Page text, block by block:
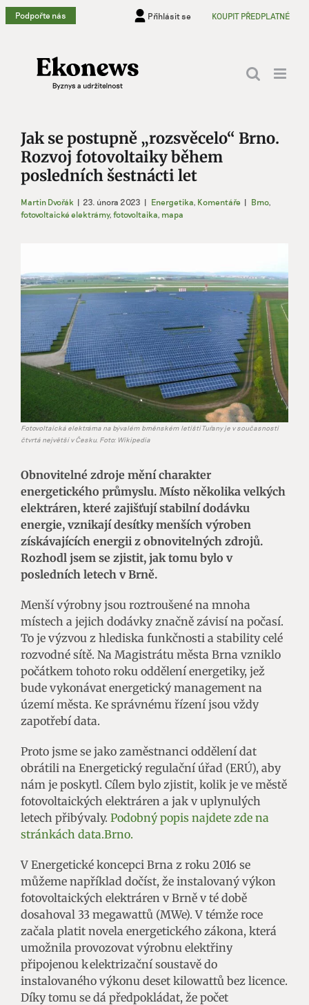
Přeskočit
na
Podpořte nás Přihlásit se KOUPIT PŘEDPLATNÉ
Jak se postupně „rozsvěcelo“ Brno.
Rozvoj fotovoltaiky během
posledních šestnácti let
Martin Dvořák | 23. února 2023 | Energetika, Komentáře | Brno,
fotovoltaické elektrárny, fotovoltaika, mapa
obrázek
Fotovoltaická elektrárna na bývalém brněnském letišti Tuřany je v současnosti
čtvrtá největší v Česku. Foto: Wikipedia
Obnovitelné zdroje mění charakter
energetického průmyslu. Místo několika velkých
elektráren, které zajišťují stabilní dodávku
energie, vznikají desítky menších výroben
získávajících energii z obnovitelných zdrojů.
Rozhodl jsem se zjistit, jak tomu bylo v
posledních letech v Brně.
Menší výrobny jsou roztroušené na mnoha
místech a jejich dodávky značně závisí na počasí.
To je výzvou z hlediska funkčnosti a stability celé
rozvodné sítě. Na Magistrátu města Brna vzniklo
počátkem tohoto roku oddělení energetiky, jež
bude vykonávat energetický management na
území města. Ke správnému řízení jsou vždy
zapotřebí data.
Proto jsme se jako zaměstnanci oddělení dat
obrátili na Energetický regulační úřad (ERÚ), aby
nám je poskytl. Cílem bylo zjistit, kolik je ve městě
fotovoltaických elektráren a jak v uplynulých
letech přibývaly. Podobný popis najdete zde na
stránkách data.Brno.
V Energetické koncepci Brna z roku 2016 se
můžeme například dočíst, že instalovaný výkon
fotovoltaických elektráren v Brně v té době
dosahoval 33 megawattů (MWe). V témže roce
začala platit novela energetického zákona, která
umožnila provozovat výrobnu elektřiny
připojenou k elektrizační soustavě do
instalovaného výkonu deset kilowattů bez licence.
Díky tomu se dá předpokládat, že počet